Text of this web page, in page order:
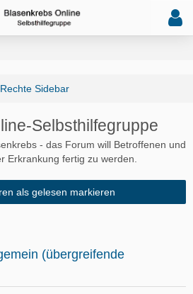
Selbsthilfegruppe
- das Forum will Betroffenen und
Erkrankung fertig zu werden.
als gelesen markieren
(übergreifende